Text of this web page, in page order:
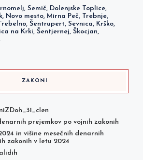
Semič, Dolenjske Toplice,
Novo mesto, Mirna Peč, Trebnje,
Šentrupert, Sevnica, Krško,
na Krki, Šentjernej, Škocjan,
ZAKONI
prejemkov po vojnih zakonih
in višine mesečnih denarnih
zakonih v letu 2024